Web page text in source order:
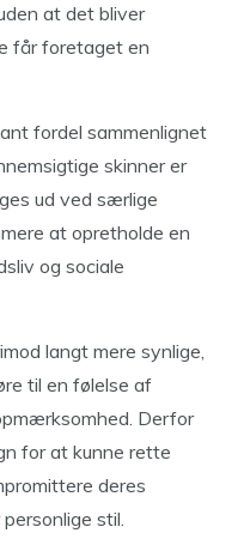
at det bliver
får foretaget en
fordel sammenlignet
skinner er
ud ved særlige
at opretholde en
og sociale
langt mere synlige,
til en følelse af
Derfor
for at kunne rette
deres
stil.